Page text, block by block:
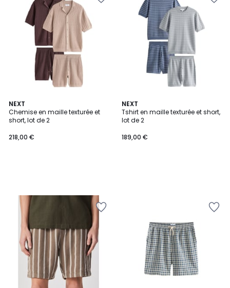
NEXT
Chemise en maille texturée et
short, lot de 2
218,00 €
NEXT
Tshirt en maille texturée et short,
lot de 2
189,00 €